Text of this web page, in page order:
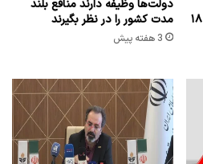
بازگشت ۲۱۰۰ مگاوات ظرفیت در ۱۸
دولت‌ها وظیفه دارند منافع بلند
مدت کشور را در نظر بگیرند
3 هفته پیش